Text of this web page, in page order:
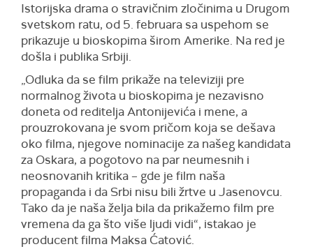
Istorijska drama o stravičnim zločinima u Drugom
svetskom ratu, od 5. februara sa uspehom se
prikazuje u bioskopima širom Amerike. Na red je
došla i publika Srbiji.
„Odluka da se film prikaže na televiziji pre
normalnog života u bioskopima je nezavisno
doneta od reditelja Antonijevića i mene, a
prouzrokovana je svom pričom koja se dešava
oko filma, njegove nominacije za našeg kandidata
za Oskara, a pogotovo na par neumesnih i
neosnovanih kritika – gde je film naša
propaganda i da Srbi nisu bili žrtve u Jasenovcu.
Tako da je naša želja bila da prikažemo film pre
vremena da ga što više ljudi vidi“, istakao je
producent filma Maksa Ćatović.